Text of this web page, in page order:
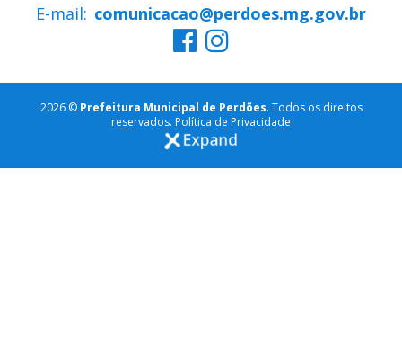
E-mail: comunicacao@perdoes.mg.gov.br
2026 © Prefeitura Municipal de Perdões. Todos os direitos
reservados. Política de Privacidade